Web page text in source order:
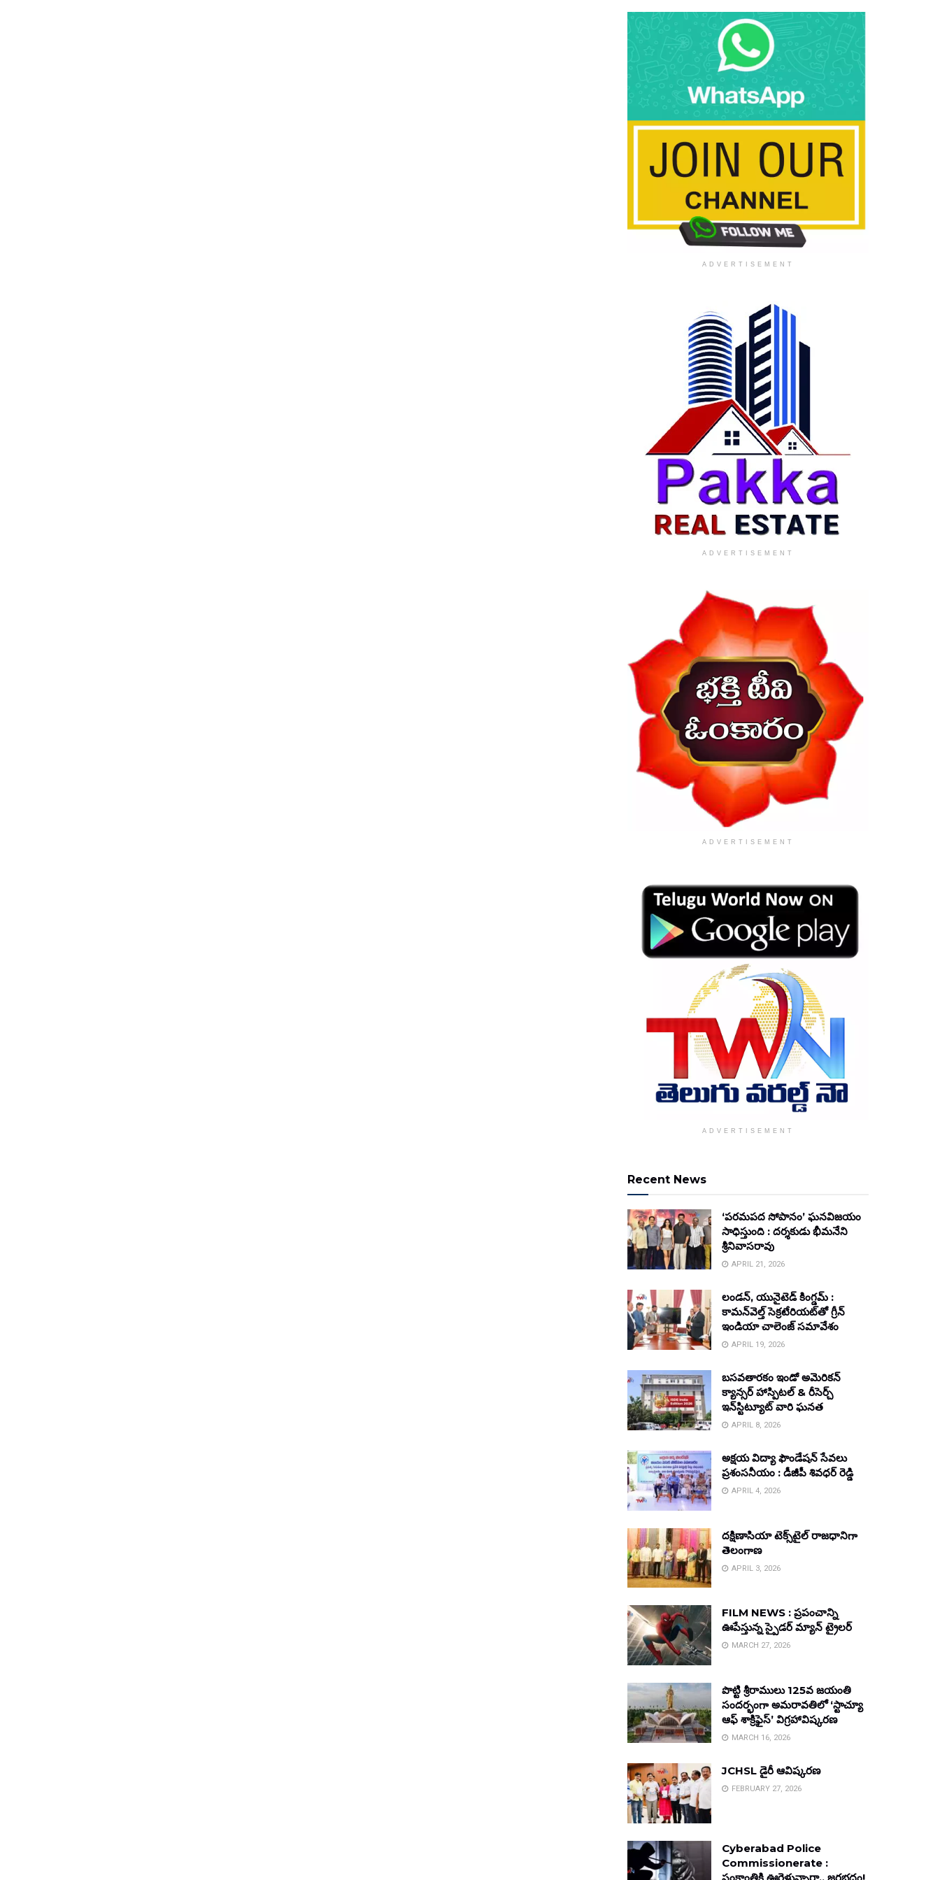
ADVERTISEMENT
ADVERTISEMENT
ADVERTISEMENT
ADVERTISEMENT
Recent News
‘పరమపద సోపానం’ ఘనవిజయం
సాధిస్తుంది : దర్శకుడు భీమనేని
శ్రీనివాసరావు
APRIL 21, 2026
లండన్, యునైటెడ్ కింగ్డమ్ :
కామన్‌వెల్త్ సెక్రటేరియట్‌తో గ్రీన్
ఇండియా చాలెంజ్ సమావేశం
APRIL 19, 2026
బసవతారకం ఇండో అమెరికన్
క్యాన్సర్ హాస్పిటల్ & రీసెర్చ్
ఇన్‌స్టిట్యూట్ వారి ఘనత
APRIL 8, 2026
అక్షయ విద్యా ఫౌండేషన్ సేవలు
ప్రశంసనీయం : డీజీపీ శివధర్ రెడ్డి
APRIL 4, 2026
దక్షిణాసియా టెక్స్‌టైల్ రాజధానిగా
తెలంగాణ
APRIL 3, 2026
FILM NEWS : ప్రపంచాన్ని
ఊపేస్తున్న స్పైడర్ మ్యాన్ ట్రైలర్
MARCH 27, 2026
పొట్టి శ్రీరాములు 125వ జయంతి
సందర్భంగా అమరావతిలో ‘స్టాచ్యూ
ఆఫ్ శాక్రిఫైస్’ విగ్రహావిష్కరణ
MARCH 16, 2026
JCHSL డైరీ ఆవిష్కరణ
FEBRUARY 27, 2026
Cyberabad Police
Commissionerate :